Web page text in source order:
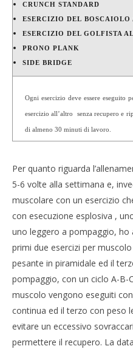
CRUNCH STANDARD
ESERCIZIO DEL BOSCAIOLO
ESERCIZIO DEL GOLFISTA
PRONO PLANK
SIDE BRIDGE
Ogni esercizio deve essere eseguito
esercizio all’altro senza recupero e
di almeno 30 minuti di lavoro.
Per quanto riguarda
5-6 volte alla settimana e,
muscolare con un esercizio
con esecuzione esplosiva ,
uno leggero a pompaggio, ho
primi due esercizi per
pesante in piramidale ed il
pompaggio, con un ciclo A-B-
muscolo vengono eseguiti
continua ed il terzo con peso
evitare un eccessivo
permettere il recupero. La